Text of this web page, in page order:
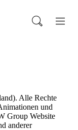
Alle Rechte
und
Group Website
anderer